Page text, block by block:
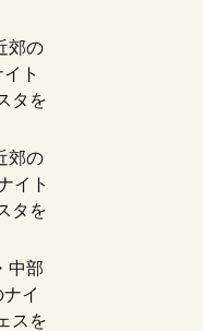
郊の
ト
タを
郊の
イト
タを
中部
イ
スを